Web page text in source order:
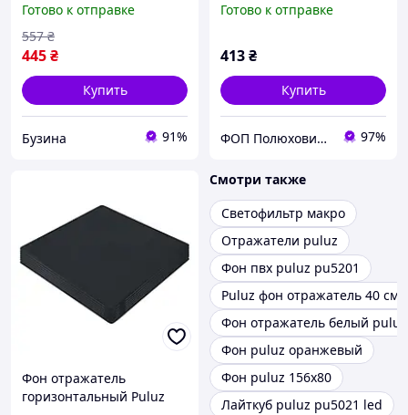
белый buzyna
Готово к отправке
445₴
557 ₴
Купить
Бузина 91%
Готово к отправке
413₴
Купить
ФОП Полюхович Л.Г. 97%
Фон отражатель
горизонтальный Puluz
Смотри также
Светофильтр макро
Отражатели puluz
Фон пвх puluz pu5201
Puluz фон отражатель 40 см
Фон отражатель белый puluz
Фон puluz оранжевый
Фон puluz 156х80
Лайткуб puluz pu5021 led